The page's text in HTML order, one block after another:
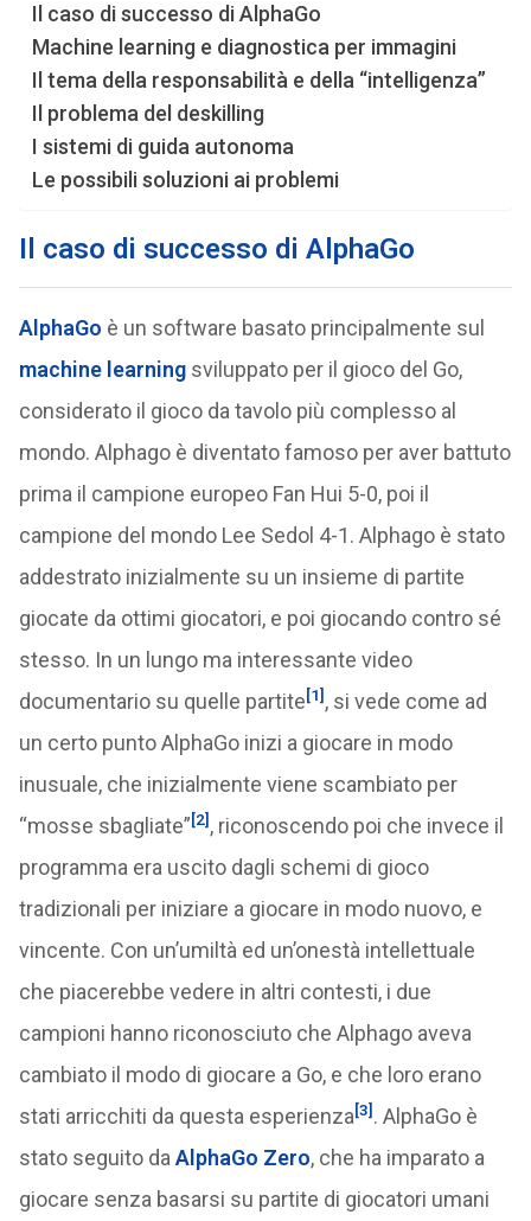
Il caso di successo di AlphaGo
Machine learning e diagnostica per immagini
Il tema della responsabilità e della “intelligenza”
Il problema del deskilling
I sistemi di guida autonoma
Le possibili soluzioni ai problemi
Il caso di successo di AlphaGo
AlphaGo è un software basato principalmente sul
machine learningsviluppato per il gioco del Go,
considerato il gioco da tavolo più complesso al
mondo. Alphago è diventato famoso per aver battuto
prima il campione europeo Fan Hui 5-0, poi il
campione del mondo Lee Sedol 4-1. Alphago è stato
addestrato inizialmente su un insieme di partite
giocate da ottimi giocatori, e poi giocando contro sé
stesso. In un lungo ma interessante video
documentario su quelle partite[1] , si vede come ad
un certo punto AlphaGo inizi a giocare in modo
inusuale, che inizialmente viene scambiato per
“mosse sbagliate”[2] , riconoscendo poi che invece il
programma era uscito dagli schemi di gioco
tradizionali per iniziare a giocare in modo nuovo, e
vincente. Con un’umiltà ed un’onestà intellettuale
che piacerebbe vedere in altri contesti, i due
campioni hanno riconosciuto che Alphago aveva
cambiato il modo di giocare a Go, e che loro erano
stati arricchiti da questa esperienza[3] . AlphaGo è
stato seguito da AlphaGo Zero, che ha imparato a
giocare senza basarsi su partite di giocatori umani